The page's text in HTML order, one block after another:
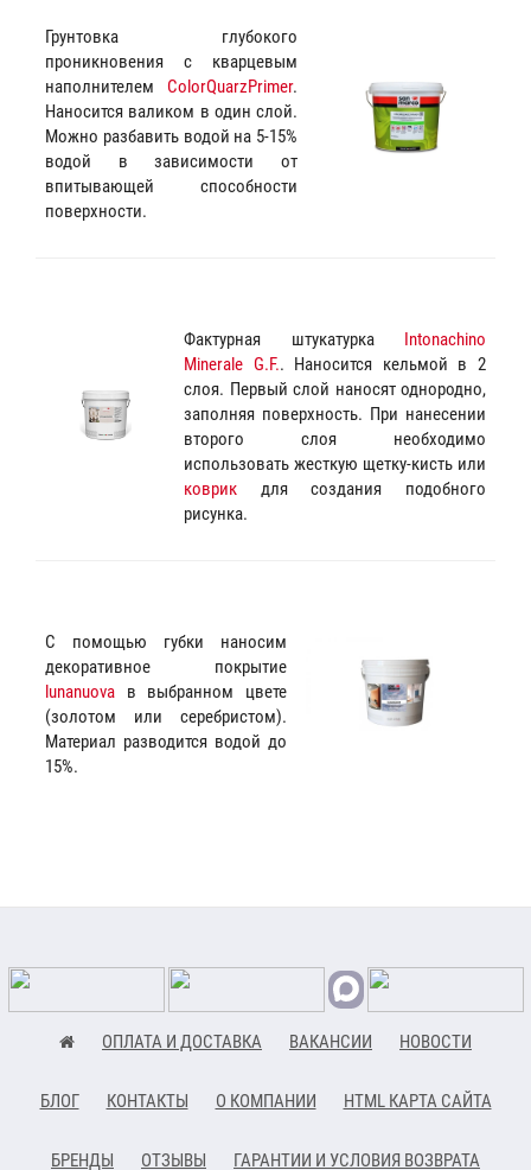
Грунтовка глубокого
проникновения с кварцевым
наполнителем ColorQuarzPrimer.
Наносится валиком в один слой.
Можно разбавить водой на 5-15%
водой в зависимости от
впитывающей способности
поверхности.
Фактурная штукатурка Intonachino
Minerale G.F.. Наносится кельмой в 2
слоя. Первый слой наносят однородно,
заполняя поверхность. При нанесении
второго слоя необходимо
использовать жесткую щетку-кисть или
коврик для создания подобного
рисунка.
С помощью губки наносим
декоративное покрытие
lunanuova в выбранном цвете
(золотом или серебристом).
Материал разводится водой до
15%.
ОПЛАТА И ДОСТАВКА ВАКАНСИИ НОВОСТИ
БЛОГ КОНТАКТЫ О КОМПАНИИ HTML КАРТА САЙТА
БРЕНДЫ ОТЗЫВЫ ГАРАНТИИ И УСЛОВИЯ ВОЗВРАТА